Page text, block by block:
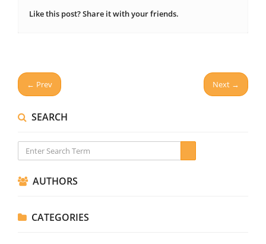
Like this post? Share it with your friends.
← Prev Next →
SEARCH
AUTHORS
CATEGORIES